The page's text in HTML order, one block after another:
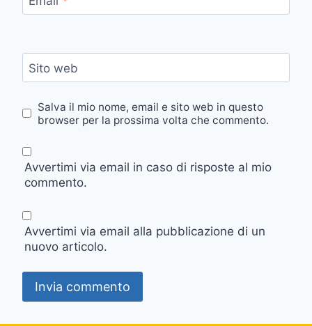
Sito web
Salva il mio nome, email e sito web in questo
browser per la prossima volta che commento.
Avvertimi via email in caso di risposte al mio
commento.
Avvertimi via email alla pubblicazione di un
nuovo articolo.